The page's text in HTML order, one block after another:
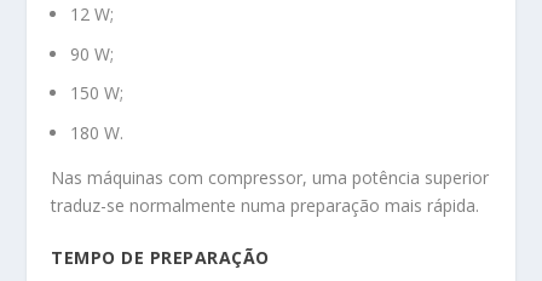
12 W;
90 W;
150 W;
180 W.
Nas máquinas com compressor, uma potência superior
traduz-se normalmente numa preparação mais rápida.
TEMPO DE PREPARAÇÃO